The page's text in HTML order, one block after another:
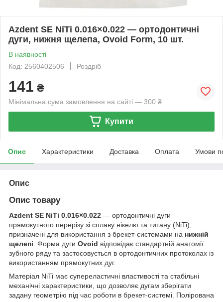
Azdent SE NiTi 0.016×0.022 — ортодонтичні
дуги, нижня щелепа, Ovoid Form, 10 шт.
В наявності
Код: 2560402506
Роздріб
141 ₴
Мінімальна сума замовлення на сайті — 300 ₴
Купити
Опис Характеристики Доставка Оплата Умови
Опис
Опис товару
Azdent SE NiTi 0.016×0.022 — ортодонтичні дуги
прямокутного перерізу зі сплаву нікелю та титану (NiTi),
призначені для використання з брекет-системами на нижній
щелепі . Форма дуги Ovoid відповідає стандартній анатомії
зубного ряду та застосовується в ортодонтичних протоколах із
використанням прямокутних дуг.
Матеріал NiTi має супереластичні властивості та стабільні
механічні характеристики, що дозволяє дугам зберігати
задану геометрію під час роботи в брекет-системі. Полірована